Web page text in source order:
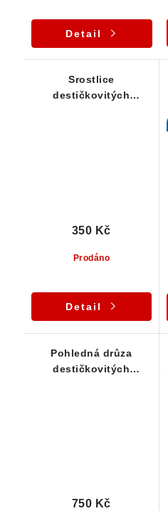
Detail
Srostlice
destičkovitých
Prodáno
350 Kč
Detail
Pohledná drůza
destičkovitých
750 Kč